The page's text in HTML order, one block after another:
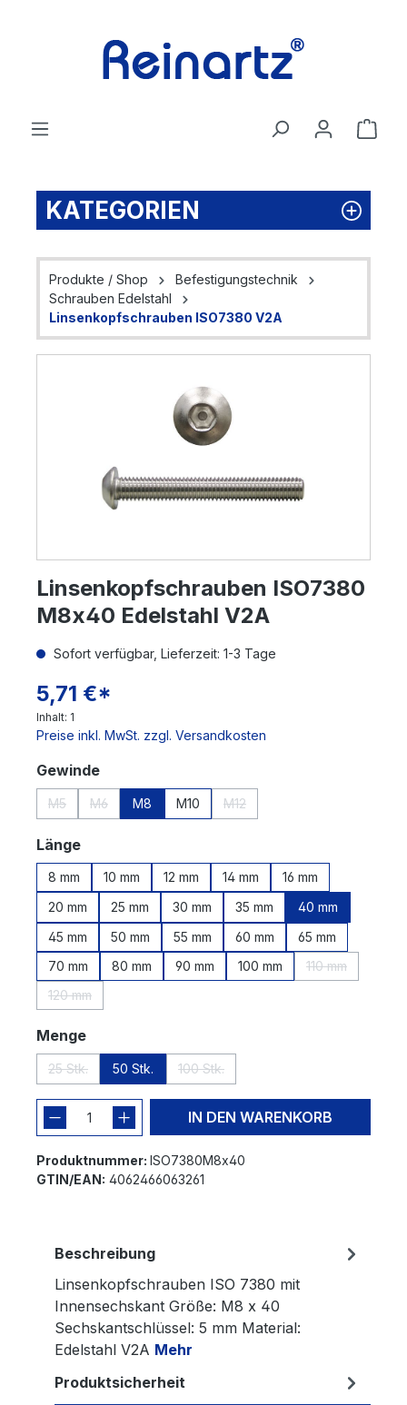
KATEGORIEN
Produkte / Shop
Befestigungstechnik
Schrauben Edelstahl
Linsenkopfschrauben ISO7380 V2A
Linsenkopfschrauben ISO7380
M8x40 Edelstahl V2A
Sofort verfügbar, Lieferzeit: 1-3 Tage
5,71 €*
Inhalt: 1
Preise inkl. MwSt. zzgl. Versandkosten
Gewindeauswählen
M5 M6 M8 M10 M12
Längeauswählen
8 mm 10 mm 12 mm 14 mm
16 mm
20 mm
25 mm 30 mm 35 mm
40 mm
45 mm
50 mm 55 mm 60 mm
65 mm
70 mm
80 mm 90 mm 100 mm 110 mm
120 mm
Mengeauswählen
25 Stk. 50 Stk. 100 Stk.
IN DEN WARENKORB
Produktnummer: ISO7380M8x40
GTIN/EAN: 4062466063261
Beschreibung
Linsenkopfschrauben ISO 7380 mit
Innensechskant Größe: M8 x 40
Sechskantschlüssel: 5 mm Material:
Edelstahl V2A Mehr
Produktsicherheit